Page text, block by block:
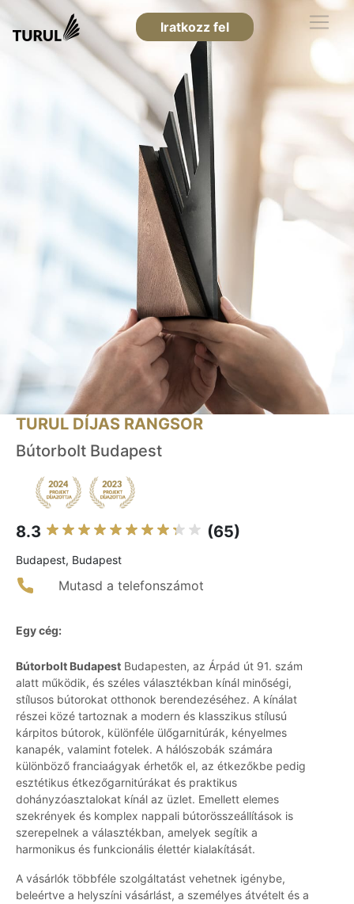
Iratkozz fel
TURUL DÍJAS RANGSOR
Bútorbolt Budapest
8.3 (65)
Budapest, Budapest
Mutasd a telefonszámot
Egy cég:
Bútorbolt Budapest Budapesten, az Árpád út 91. szám
alatt működik, és széles választékban kínál minőségi,
stílusos bútorokat otthonok berendezéséhez. A kínálat
részei közé tartoznak a modern és klasszikus stílusú
kárpitos bútorok, különféle ülőgarnitúrák, kényelmes
kanapék, valamint fotelek. A hálószobák számára
különböző franciaágyak érhetők el, az étkezőkbe pedig
esztétikus étkezőgarnitúrákat és praktikus
dohányzóasztalokat kínál az üzlet. Emellett elemes
szekrények és komplex nappali bútorösszeállítások is
szerepelnek a választékban, amelyek segítik a
harmonikus és funkcionális élettér kialakítását.
A vásárlók többféle szolgáltatást vehetnek igénybe,
beleértve a helyszíni vásárlást, a személyes átvételt és a